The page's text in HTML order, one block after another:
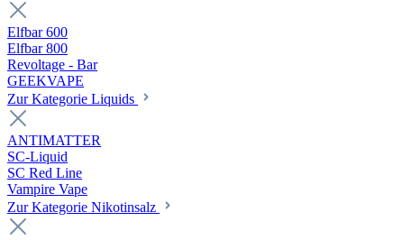
Elfbar 600
Elfbar 800
Revoltage - Bar
GEEKVAPE
Zur Kategorie Liquids
ANTIMATTER
SC-Liquid
SC Red Line
Vampire Vape
Zur Kategorie Nikotinsalz